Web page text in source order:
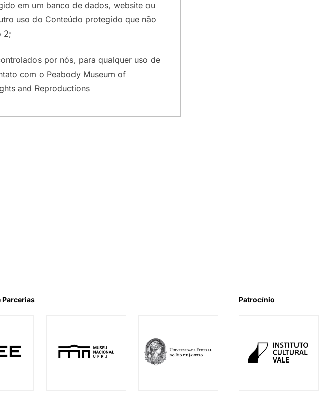
em um banco de dados, website ou
uso do Conteúdo protegido que não
2;
por nós, para qualquer uso de
com o Peabody Museum of
and Reproductions
Parcerias Patrocínio